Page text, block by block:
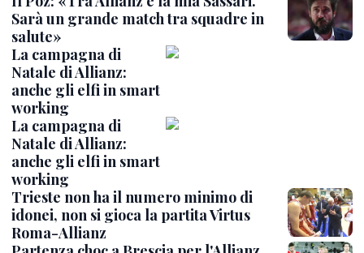
Sarà un grande match tra squadre in
salute»
La campagna di
Natale di Allianz:
anche gli elfi in smart
working
La campagna di
Natale di Allianz:
anche gli elfi in smart
working
Trieste non ha il numero minimo di
idonei, non si gioca la partita Virtus
Roma-Allianz